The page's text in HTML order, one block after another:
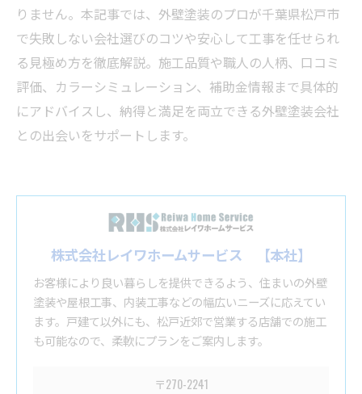
りません。本記事では、外壁塗装のプロが千葉県松戸市
で失敗しない会社選びのコツや安心して工事を任せられ
る見極め方を徹底解説。施工品質や職人の人柄、口コミ
評価、カラーシミュレーション、補助金情報まで具体的
にアドバイスし、納得と満足を両立できる外壁塗装会社
との出会いをサポートします。
株式会社レイワホームサービス 【本社】
お客様により良い暮らしを提供できるよう、住まいの外壁
塗装や屋根工事、内装工事などの幅広いニーズに応えてい
ます。戸建て以外にも、松戸近郊で営業する店舗での施工
も可能なので、柔軟にプランをご案内します。
〒270-2241